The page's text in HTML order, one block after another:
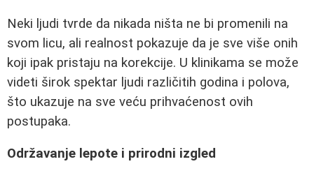
Neki ljudi tvrde da nikada ništa ne bi promenili na
svom licu, ali realnost pokazuje da je sve više onih
koji ipak pristaju na korekcije. U klinikama se može
videti širok spektar ljudi različitih godina i polova,
što ukazuje na sve veću prihvaćenost ovih
postupaka.
Održavanje lepote i prirodni izgled